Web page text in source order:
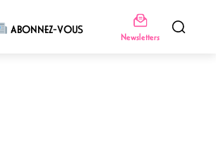
ABONNEZ-VOUS
Newsletters